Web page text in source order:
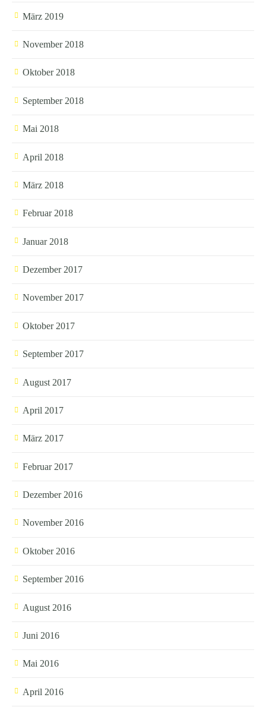
März 2019
November 2018
Oktober 2018
September 2018
Mai 2018
April 2018
März 2018
Februar 2018
Januar 2018
Dezember 2017
November 2017
Oktober 2017
September 2017
August 2017
April 2017
März 2017
Februar 2017
Dezember 2016
November 2016
Oktober 2016
September 2016
August 2016
Juni 2016
Mai 2016
April 2016